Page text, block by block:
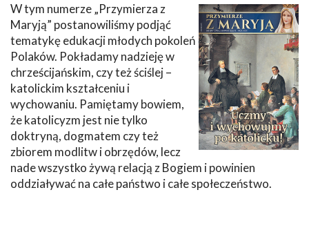
W tym numerze „Przymierza z
Maryją” postanowiliśmy podjąć
tematykę edukacji młodych pokoleń
Polaków. Pokładamy nadzieję w
chrześcijańskim, czy też ściślej –
katolickim kształceniu i
wychowaniu. Pamiętamy bowiem,
że katolicyzm jest nie tylko
doktryną, dogmatem czy też
zbiorem modlitw i obrzędów, lecz
nade wszystko żywą relacją z Bogiem i powinien
oddziaływać na całe państwo i całe społeczeństwo.